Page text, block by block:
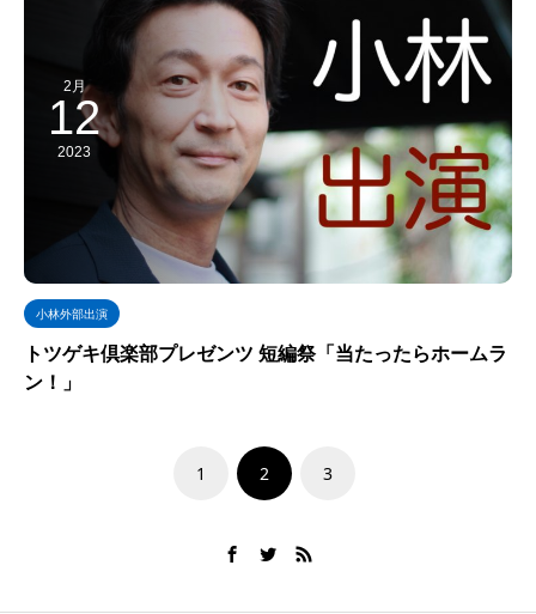
2月
12
2023
小林外部出演
トツゲキ倶楽部プレゼンツ 短編祭「当たったらホームラ
ン！」
1 2 3